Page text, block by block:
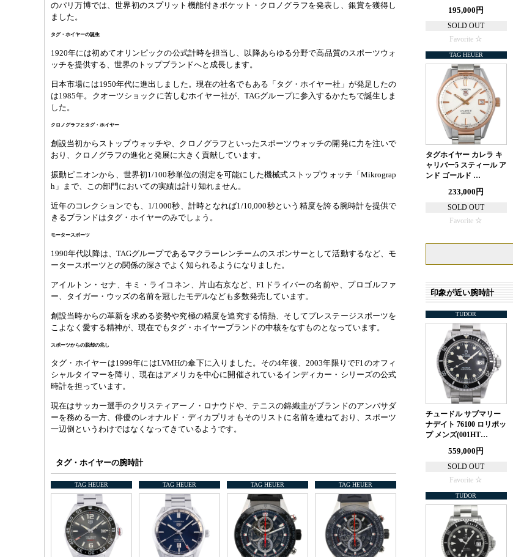
のパリ万博では、世界初のスプリット機能付きポケット・クロノグラフを発表し、銀賞を獲得し
ました。
タグ・ホイヤーの誕生
1920年には初めてオリンピックの公式計時を担当し、以降あらゆる分野で高品質のスポーツウォ
ッチを提供する、世界のトップブランドへと成長します。
日本市場には1950年代に進出しました。現在の社名でもある「タグ・ホイヤー社」が発足したの
は1985年。クオーツショックに苦しむホイヤー社が、TAGグループに参入するかたちで誕生しま
した。
クロノグラフとタグ・ホイヤー
創設当初からストップウォッチや、クロノグラフといったスポーツウォッチの開発に力を注いで
おり、クロノグラフの進化と発展に大きく貢献しています。
振動ピニオンから、世界初1/100秒単位の測定を可能にした機械式ストップウォッチ「Mikrograp
h」まで、この部門においての実績は計り知れません。
近年のコレクションでも、1/1000秒、計時となれば1/10,000秒という精度を誇る腕時計を提供で
きるブランドはタグ・ホイヤーのみでしょう。
モータースポーツ
1990年代以降は、TAGグループであるマクラーレンチームのスポンサーとして活動するなど、モ
ータースポーツとの関係の深さでよく知られるようになりました。
アイルトン・セナ、キミ・ライコネン、片山右京など、F1ドライバーの名前や、プロゴルファ
ー、タイガー・ウッズの名前を冠したモデルなども多数発売しています。
創設当時からの革新を求める姿勢や究極の精度を追究する情熱、そしてプレステージスポーツを
こよなく愛する精神が、現在でもタグ・ホイヤーブランドの中核をなすものとなっています。
スポーツからの脱却の兆し
タグ・ホイヤーは1999年にはLVMHの傘下に入りました。その4年後、2003年限りでF1のオフィ
シャルタイマーを降り、現在はアメリカを中心に開催されているインディカー・シリーズの公式
時計を担っています。
現在はサッカー選手のクリスティアーノ・ロナウドや、テニスの錦織圭がブランドのアンバサダ
ーを務める一方、俳優のレオナルド・ディカプリオもそのリストに名前を連ねており、スポーツ
一辺倒というわけではなくなってきているようです。
タグ・ホイヤーの腕時計
TAG HEUER TAG HEUER TAG HEUER TAG HEUER
195,000円
SOLD OUT
Favorite
TAG HEUER
タグホイヤー カレラ キ
ャリバー5 スティール ア
ンド ゴールド …
233,000円
SOLD OUT
Favorite
印象が近い腕時計
TUDOR
チュードル サブマリー
ナデイト 76100 ロリポッ
プ メンズ(001HT…
559,000円
SOLD OUT
Favorite
TUDOR